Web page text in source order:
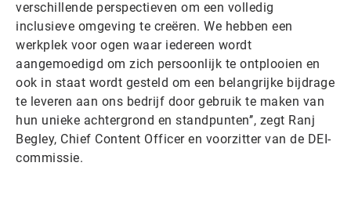
verschillende perspectieven om een volledig
inclusieve omgeving te creëren. We hebben een
werkplek voor ogen waar iedereen wordt
aangemoedigd om zich persoonlijk te ontplooien en
ook in staat wordt gesteld om een belangrijke bijdrage
te leveren aan ons bedrijf door gebruik te maken van
hun unieke achtergrond en standpunten’’, zegt Ranj
Begley, Chief Content Officer en voorzitter van de DEI-
commissie.